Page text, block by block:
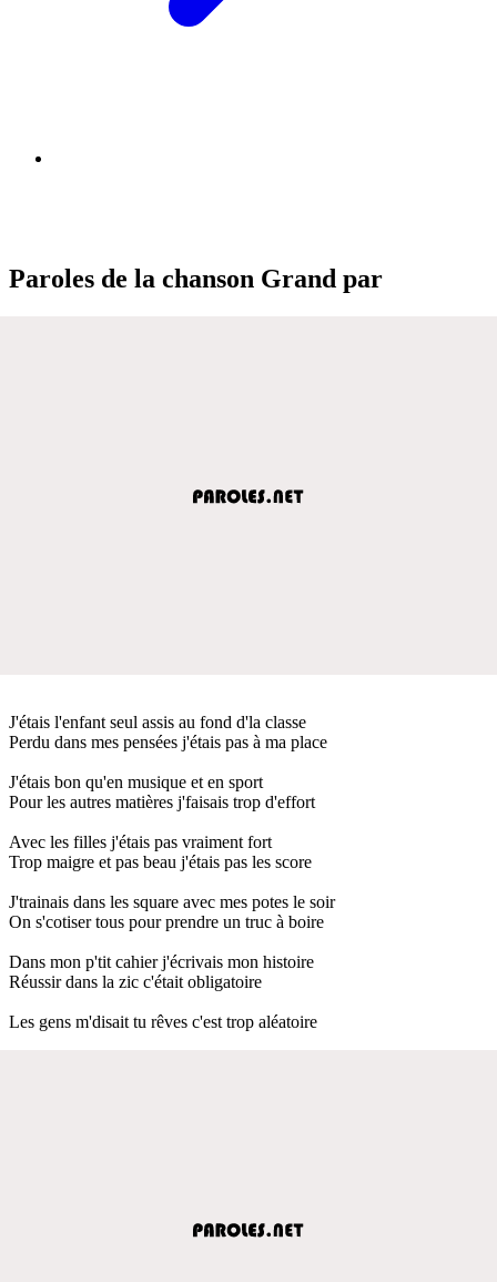
Paroles de la chanson Grand par
J'étais l'enfant seul assis au fond d'la classe
Perdu dans mes pensées j'étais pas à ma place
J'étais bon qu'en musique et en sport
Pour les autres matières j'faisais trop d'effort
Avec les filles j'étais pas vraiment fort
Trop maigre et pas beau j'étais pas les score
J'trainais dans les square avec mes potes le soir
On s'cotiser tous pour prendre un truc à boire
Dans mon p'tit cahier j'écrivais mon histoire
Réussir dans la zic c'était obligatoire
Les gens m'disait tu rêves c'est trop aléatoire